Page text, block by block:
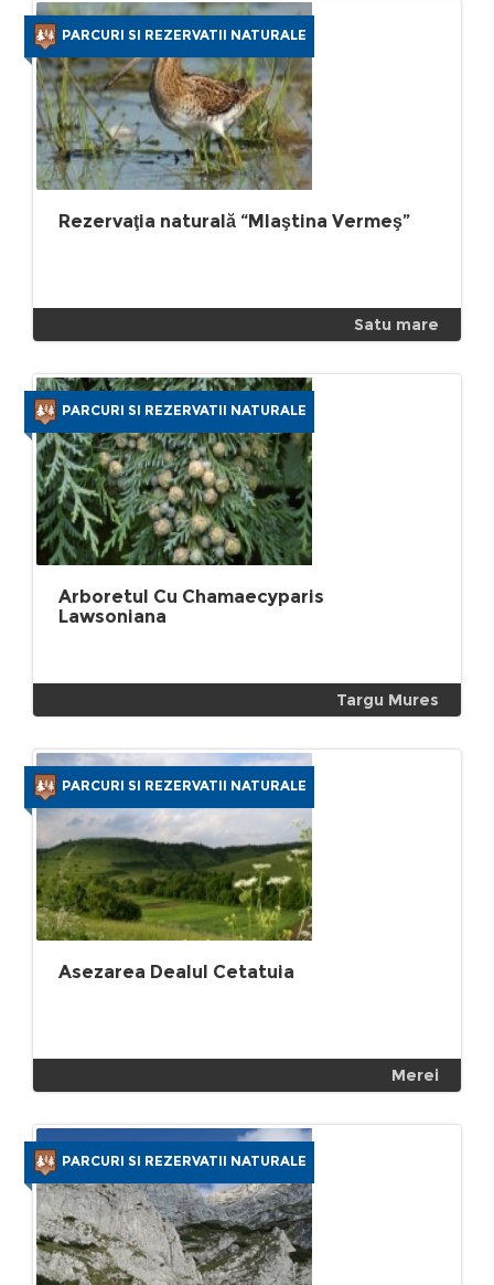
PARCURI SI REZERVATII NATURALE
Rezervaţia naturală “Mlaştina Vermeş”
Satu mare
PARCURI SI REZERVATII NATURALE
Arboretul Cu Chamaecyparis
Lawsoniana
Targu Mures
PARCURI SI REZERVATII NATURALE
Asezarea Dealul Cetatuia
Merei
PARCURI SI REZERVATII NATURALE